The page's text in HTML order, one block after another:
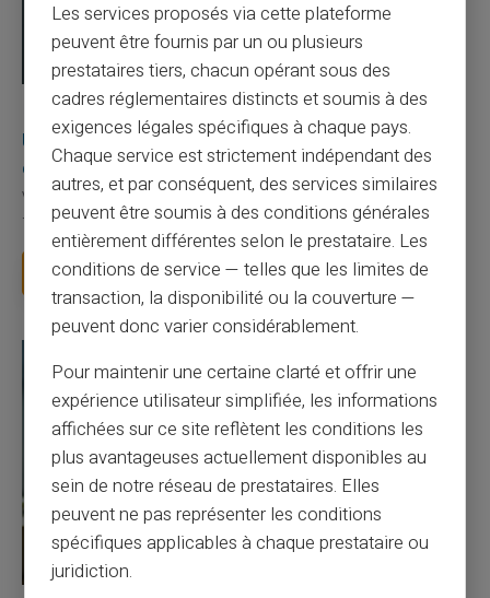
03/08/2026 Veritas Carte prépayée
Une carte bancaire gratuite sans compte, ça
existe ?
Vous avez tapé cette recherche parce que votre banque vous
facture 50 € par an pour une carte que vo...
Lire la suite
Les services proposés via cette plateforme
peuvent être fournis par un ou plusieurs
prestataires tiers, chacun opérant sous des
cadres réglementaires distincts et soumis à des
exigences légales spécifiques à chaque pays.
Chaque service est strictement indépendant des
autres, et par conséquent, des services similaires
peuvent être soumis à des conditions générales
entièrement différentes selon le prestataire. Les
conditions de service — telles que les limites de
transaction, la disponibilité ou la couverture —
peuvent donc varier considérablement.
Pour maintenir une certaine clarté et offrir une
expérience utilisateur simplifiée, les informations
affichées sur ce site reflètent les conditions les
plus avantageuses actuellement disponibles au
sein de notre réseau de prestataires. Elles
peuvent ne pas représenter les conditions
spécifiques applicables à chaque prestataire ou
juridiction.